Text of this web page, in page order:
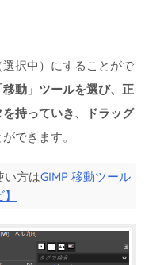
択中）にすることがで
動」ツールを選び、正
持っていき、ドラッグ
できます。
い方はGIMP 移動ツール